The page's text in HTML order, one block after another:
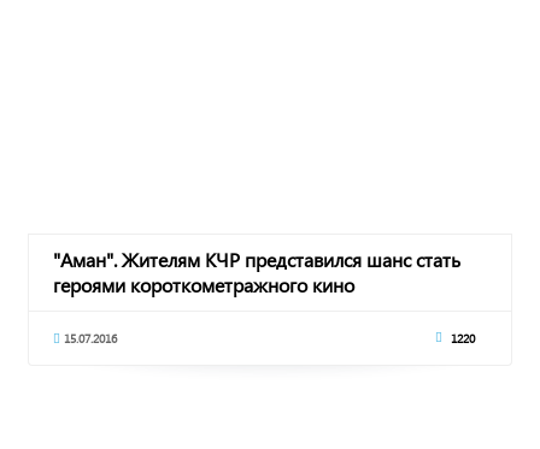
"Аман". Жителям КЧР представился шанс стать
героями короткометражного кино
15.07.2016 1220